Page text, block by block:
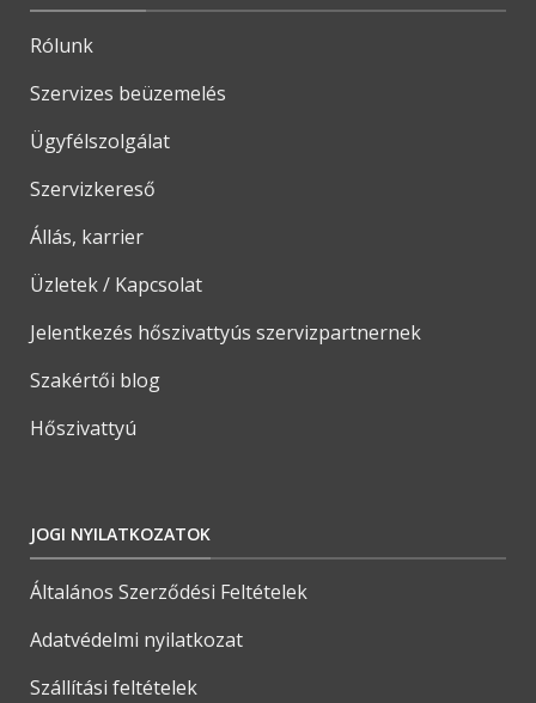
Rólunk
Szervizes beüzemelés
Ügyfélszolgálat
Szervizkereső
Állás, karrier
Üzletek / Kapcsolat
Jelentkezés hőszivattyús szervizpartnernek
Szakértői blog
Hőszivattyú
JOGI NYILATKOZATOK
Általános Szerződési Feltételek
Adatvédelmi nyilatkozat
Szállítási feltételek